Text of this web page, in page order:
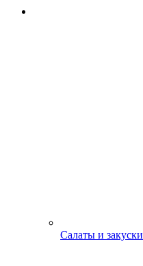
Салаты и закуски